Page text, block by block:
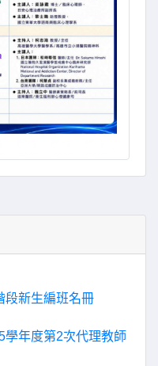
段新生編班名冊
學年度第2次代理教師